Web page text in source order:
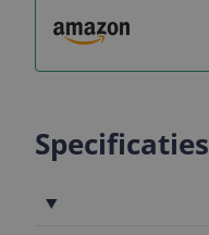
Specificaties